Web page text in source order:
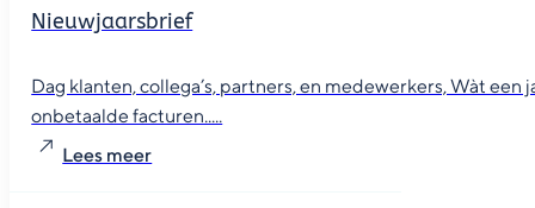
Nieuwjaarsbrief
Dag klanten, collega’s, partners, en medewerkers, Wàt
onbetaalde facturen.....
Lees meer